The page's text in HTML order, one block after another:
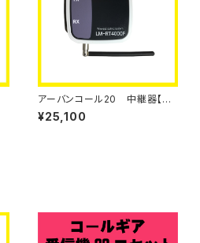
アーバンコール20 中継器【単
品】
¥25,100